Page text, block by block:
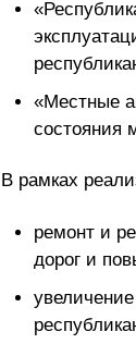
«Местные
состояния
В рамках
ремонт и
дорог и